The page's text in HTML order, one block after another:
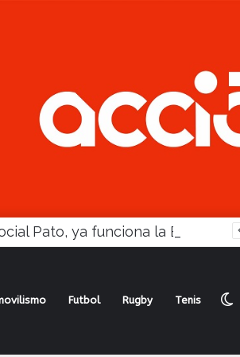
Futbol Rugby Tenis